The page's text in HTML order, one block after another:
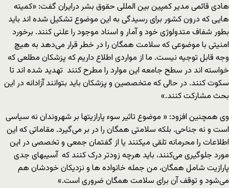
هادی قائمی مدیر کمپین بین المللی حقوق بشر درایران گفت: «کمیته
هایی که درون کشور برای رسیدگی به این موضوع تشکیل شده اند باید
بطور شفاف متدولوژی خود و آمار و اسناد موجود را علنی کنند. برخورد
امنیتی با موضوعی که سلامت همگان را در خطر قرار می‌دهد به هیچ
وجه قابل توجیه نیست. ما از مواردی اطلاع داریم که پزشکان مطلعی که
خواسته اند در سطح جامعه این موارد را مطرح کنند تهدید شده اند تا
سکوت کنند. در حالی که متخصصین و پزشکان باید بتوانند آزادانه در این
بحث مشارکت کنند.»
وی همچنین افزود: « موضوع تاثیر سوء پارازیتها بر شهروندان نه سیاسی
است و نه جناحی. بلکه سلامتی همگان را در بر می‌گیرد. مقاماتی که این
اطلاعات را محرمانه تلقی میکنند یا از گفتمان جمعی و تخصصی در این
مورد جلوگیری می‌کنند، باید هرچه زودتر درک کنند که آسیبهای جدی
پارازیت شامل همگان، من جمله خانواده ها و نزدیکان خودشان هم
می‌شود و توقف آن برای سلامت همگان ضروری است.»